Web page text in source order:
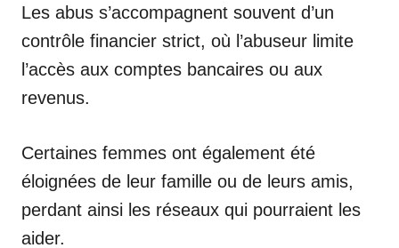
Les abus s’accompagnent souvent d’un
contrôle financier strict, où l’abuseur limite
l’accès aux comptes bancaires ou aux
revenus.
Certaines femmes ont également été
éloignées de leur famille ou de leurs amis,
perdant ainsi les réseaux qui pourraient les
aider.